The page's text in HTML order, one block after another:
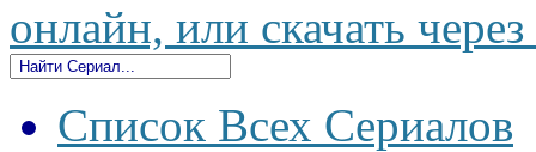
онлайн, или скачать
Список Всех Сериалов